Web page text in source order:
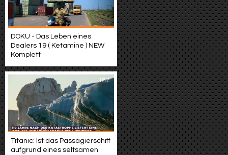
DOKU - Das Leben eines
Dealers 19 ( Ketamine ) NEW
Komplett
Titanic: Ist das Passagierschiff
aufgrund eines seltsamen